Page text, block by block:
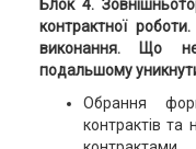
Блок 4.
контрактної
виконання. Що
подальшому
Обрання
контрактів